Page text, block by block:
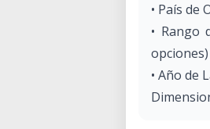
• País de
• Rango
opciones)
• Año de